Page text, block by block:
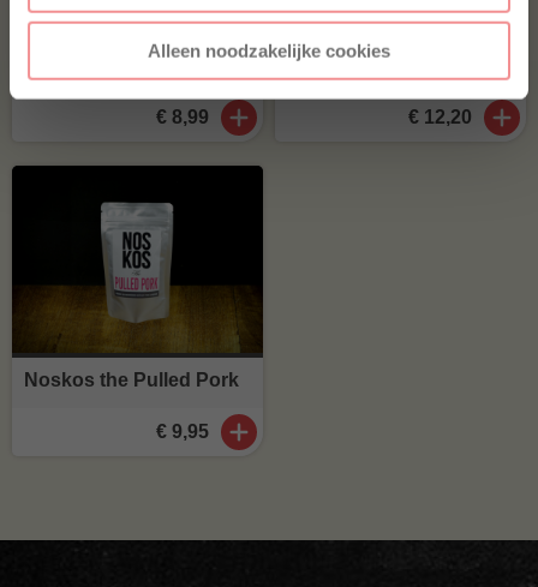
Alleen noodzakelijke cookies
Jalapeño cheddar worst
Home Made Texas style
€ 8,99 € 12,20
Noskos the Pulled Pork
€ 9,95